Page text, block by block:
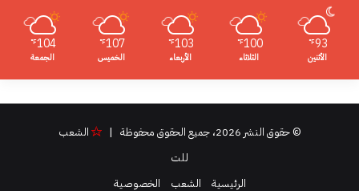
93
℉
الأثنين
100
℉
الثلاثاء
103
℉
الأربعاء
107
℉
الخميس
104
℉
الجمعة
© حقوق النشر 2026، جميع الحقوق محفوظة |
الشعب
للت
الرئيسية
الشعب الخصوصية